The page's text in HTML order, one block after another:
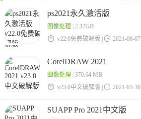
ps2021永久激活版
图像处理| 2.37GB
 v22.0免费破解版 |  2021-08-07
CorelDRAW 2021
图像处理| 370.64 MB
 v23.0中文破解版 |  2021-03-30
SUAPP Pro 2021中文版